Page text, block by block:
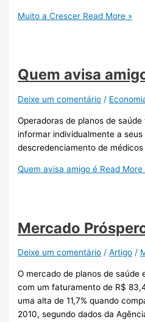
Muito a Crescer Read More »
Quem avisa
Deixe um comentário /
Operadoras de planos de
informar individualmente a seus
descredenciamento de médicos
Quem avisa amigo é Read More
Mercado
Deixe um comentário /Artigo /
O mercado de planos de saúde
com um faturamento de R$
uma alta de 11,7% quando
2010, segundo dados da